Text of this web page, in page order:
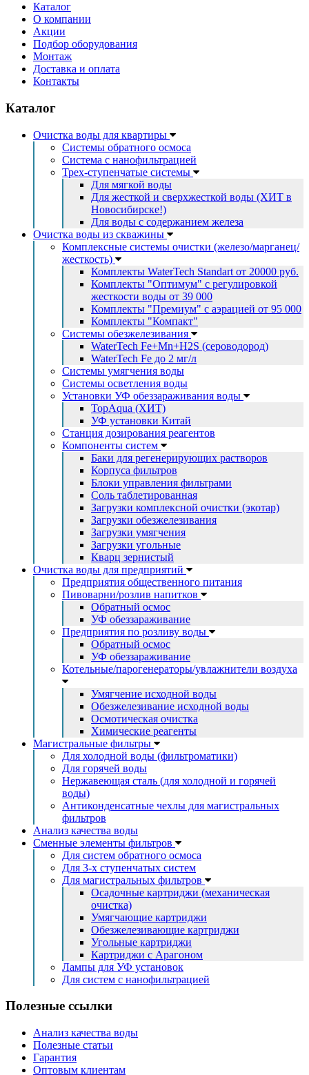
Каталог
О компании
Акции
Подбор оборудования
Монтаж
Доставка и оплата
Контакты
Каталог
Очистка воды для квартиры
Системы обратного осмоса
Система с нанофильтрацией
Трех-ступенчатые системы
Для мягкой воды
Для жесткой и сверхжесткой воды (ХИТ в
Новосибирске!)
Для воды с содержанием железа
Очистка воды из скважины
Комплексные системы очистки (железо/марганец/
жесткость)
Комплекты WaterTech Standart от 20000 руб.
Комплекты "Оптимум" с регулировкой
жесткости воды от 39 000
Комплекты "Премиум" с аэрацией от 95 000
Комплекты "Компакт"
Системы обезжелезивания
WaterTech Fe+Mn+H2S (сероводород)
WaterTech Fe до 2 мг/л
Системы умягчения воды
Системы осветления воды
Установки УФ обеззараживания воды
TopAqua (ХИТ)
УФ установки Китай
Станция дозирования реагентов
Компоненты систем
Баки для регенерирующих растворов
Корпуса фильтров
Блоки управления фильтрами
Соль таблетированная
Загрузки комплексной очистки (экотар)
Загрузки обезжелезивания
Загрузки умягчения
Загрузки угольные
Кварц зернистый
Очистка воды для предприятий
Предприятия общественного питания
Пивоварни/розлив напитков
Обратный осмос
УФ обеззараживание
Предприятия по розливу воды
Обратный осмос
УФ обеззараживание
Котельные/парогенераторы/увлажнители воздуха
Умягчение исходной воды
Обезжелезивание исходной воды
Осмотическая очистка
Химические реагенты
Магистральные фильтры
Для холодной воды (фильтроматики)
Для горячей воды
Нержавеющая сталь (для холодной и горячей
воды)
Антиконденсатные чехлы для магистральных
фильтров
Анализ качества воды
Сменные элементы фильтров
Для систем обратного осмоса
Для 3-х ступенчатых систем
Для магистральных фильтров
Осадочные картриджи (механическая
очистка)
Умягчающие картриджи
Обезжелезивающие картриджи
Угольные картриджи
Картриджи с Арагоном
Лампы для УФ установок
Для систем с нанофильтрацией
Полезные ссылки
Анализ качества воды
Полезные статьи
Гарантия
Оптовым клиентам